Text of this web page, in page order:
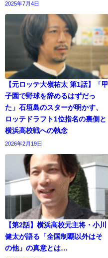
2025年7月4日
【元ロッテ大嶺祐太 第1話】「甲
子園で野球を辞めるはずだっ
た」石垣島のスターが明かす、
ロッテドラフト1位指名の裏側と
横浜高校戦への執念
2026年2月19日
【第2話】横浜高校元主将・小川
健太が語る「全国制覇以外はそ
の他」の真意とは…